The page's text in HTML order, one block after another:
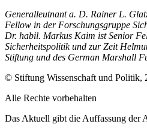
Generalleutnant a. D. Rainer L.
Fellow in der Forschungsgruppe
Dr. habil. Markus Kaim ist Senior
Sicherheitspolitik und zur Zeit
Stiftung und des German Marshall
© Stiftung Wissenschaft und Politik,
Alle Rechte vorbehalten
Das Aktuell gibt die Auf­fassung der